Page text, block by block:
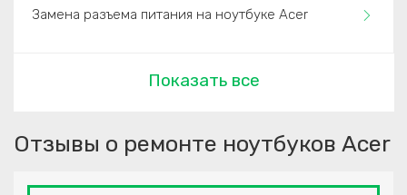
Замена разъема питания на ноутбуке Acer
Показать все
Отзывы о ремонте ноутбуков Acer